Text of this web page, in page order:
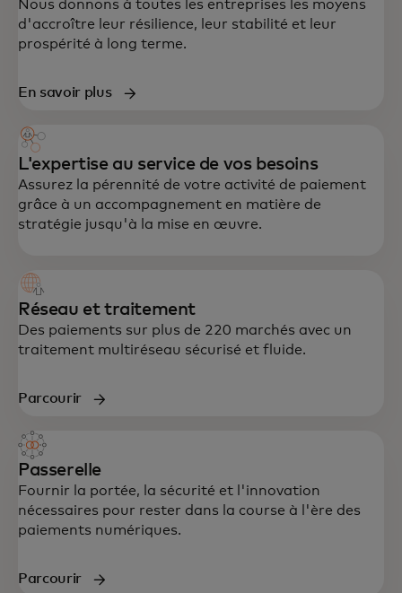
Nous donnons à toutes les entreprises les moyens
d'accroître leur résilience, leur stabilité et leur
prospérité à long terme.
En savoir plus
L'expertise au service de vos besoins
Assurez la pérennité de votre activité de paiement
grâce à un accompagnement en matière de
stratégie jusqu'à la mise en œuvre.
Réseau et traitement
Des paiements sur plus de 220 marchés avec un
traitement multiréseau sécurisé et fluide.
Parcourir
Passerelle
Fournir la portée, la sécurité et l'innovation
nécessaires pour rester dans la course à l'ère des
paiements numériques.
Parcourir